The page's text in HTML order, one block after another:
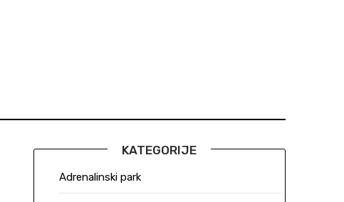
KATEGORIJE
Adrenalinski park